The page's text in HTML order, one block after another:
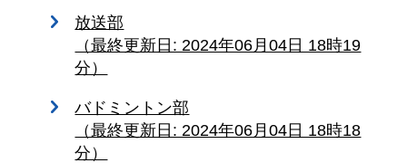
放送部
（最終更新日: 2024年06月04日 18時19
分）
バドミントン部
（最終更新日: 2024年06月04日 18時18
分）